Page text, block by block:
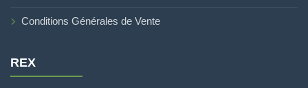
Conditions Générales de Vente
REX